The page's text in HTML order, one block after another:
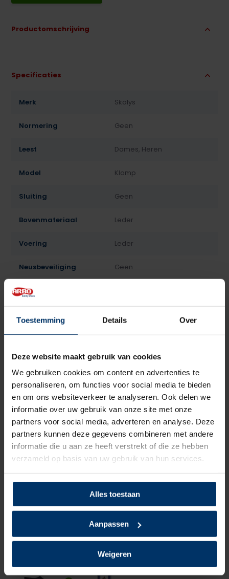
Toestemming Details Over
Deze website maakt gebruik van cookies
We gebruiken cookies om content en advertenties te
personaliseren, om functies voor social media te bieden
en om ons websiteverkeer te analyseren. Ook delen we
informatie over uw gebruik van onze site met onze
partners voor social media, adverteren en analyse. Deze
partners kunnen deze gegevens combineren met andere
informatie die u aan ze heeft verstrekt of die ze hebben
verzameld op basis van uw gebruik van hun services.
Alles toestaan
Aanpassen
Weigeren
Productomschrijving
Specificaties
Merk Skolys
Normering Geen
Leest Dames, Heren
Model Klomp
Sluiting Geen
Bovenmateriaal Leder
Voering Leder
Neusbeveiliging Geen
Zoolbeveiliging
Antislip Ja
Kleur Zwart
Beoordelingen
0van5 Gebaseerd op 0 beoordeling(en)
Schrijf je eigen review